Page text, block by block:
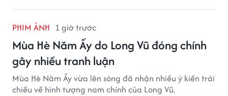
PHIM ẢNH 1 giờ trước
Mùa Hè Năm Ấy do Long Vũ đóng chính
gây nhiều tranh luận
Mùa Hè Năm Ấy vừa lên sóng đã nhận nhiều ý kiến trái
chiều về hình tượng nam chính của Long Vũ.